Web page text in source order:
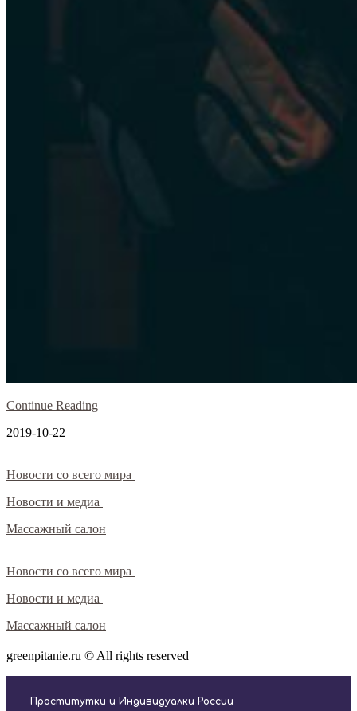
Continue Reading
2019-10-22
Новости со всего мира
Новости и медиа
Массажный салон
Новости со всего мира
Новости и медиа
Массажный салон
greenpitanie.ru © All rights reserved
Проститутки и Индивидуалки России